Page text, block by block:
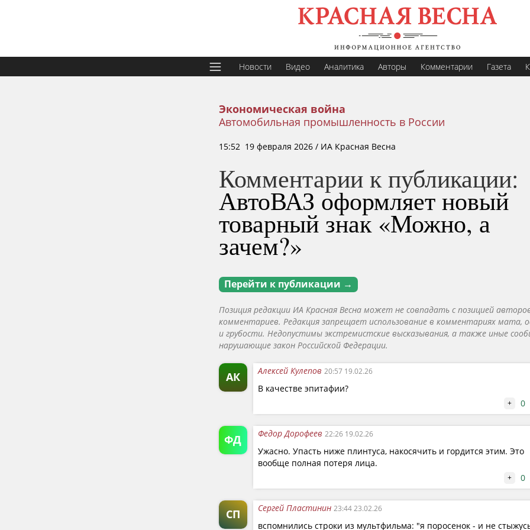
Новости Видео Аналитика Авторы Комментарии Газета
Экономическая война
Автомобильная промышленность в России
15:52 19 февраля 2026 / ИА Красная Весна
Комментарии к публикации:
АвтоВАЗ оформляет новый
товарный знак «Можно, а
зачем?»
Перейти к публикации →
Позиция редакции ИА Красная Весна может не совпадать с позицией
комментариев. Редакция запрещает использование в комментариях мата,
и грубости. Недопустимы экстремистские высказывания, а также иные
нарушающие закон Российской Федерации.
АК
Алексей Кулепов 20:57 19.02.26
В качестве эпитафии?
+ 0
ФД
Федор Дорофеев 22:26 19.02.26
Ужасно. Упасть ниже плинтуса, накосячить и гордится этим. Это
вообще полная потеря лица.
+ 0
СП
Сергей Пластинин 23:44 23.02.26
вспомнились строки из мультфильма: "я поросенок - и не